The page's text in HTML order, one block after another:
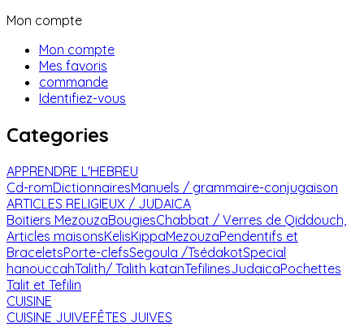
Mon compte
Mon compte
Mes favoris
commande
Identifiez-vous
Categories
APPRENDRE L'HEBREU
Cd-romDictionnairesManuels / grammaire-conjugaison
ARTICLES RELIGIEUX / JUDAICA
Boitiers MezouzaBougiesChabbat / Verres de Qiddouch,
Articles maisonsKelisKippaMezouzaPendentifs et
BraceletsPorte-clefsSegoula /TsédakotSpecial
hanouccahTalith/ Talith katanTefilinesJudaicaPochettes
Talit et Tefilin
CUISINE
CUISINE JUIVEFÊTES JUIVES